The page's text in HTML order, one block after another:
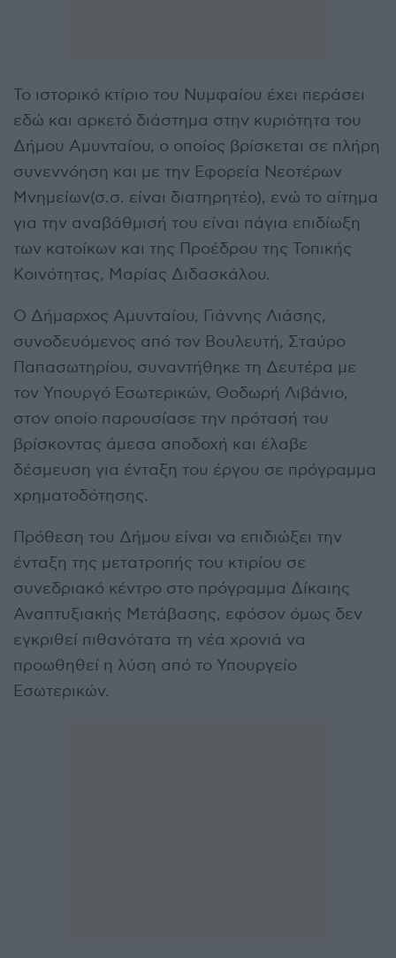
Το ιστορικό κτίριο του Νυμφαίου έχει περάσει
εδώ και αρκετό διάστημα στην κυριότητα του
Δήμου Αμυνταίου, ο οποίος βρίσκεται σε πλήρη
συνεννόηση και με την Εφορεία Νεοτέρων
Μνημείων(σ.σ. είναι διατηρητέο), ενώ το αίτημα
για την αναβάθμισή του είναι πάγια επιδίωξη
των κατοίκων και της Προέδρου της Τοπικής
Κοινότητας, Μαρίας Διδασκάλου.
Ο Δήμαρχος Αμυνταίου, Γιάννης Λιάσης,
συνοδευόμενος από τον Βουλευτή, Σταύρο
Παπασωτηρίου, συναντήθηκε τη Δευτέρα με
τον Υπουργό Εσωτερικών, Θοδωρή Λιβάνιο,
στον οποίο παρουσίασε την πρότασή του
βρίσκοντας άμεσα αποδοχή και έλαβε
δέσμευση για ένταξη του έργου σε πρόγραμμα
χρηματοδότησης.
Πρόθεση του Δήμου είναι να επιδιώξει την
ένταξη της μετατροπής του κτιρίου σε
συνεδριακό κέντρο στο πρόγραμμα Δίκαιης
Αναπτυξιακής Μετάβασης, εφόσον όμως δεν
εγκριθεί πιθανότατα τη νέα χρονιά να
προωθηθεί η λύση από το Υπουργείο
Εσωτερικών.